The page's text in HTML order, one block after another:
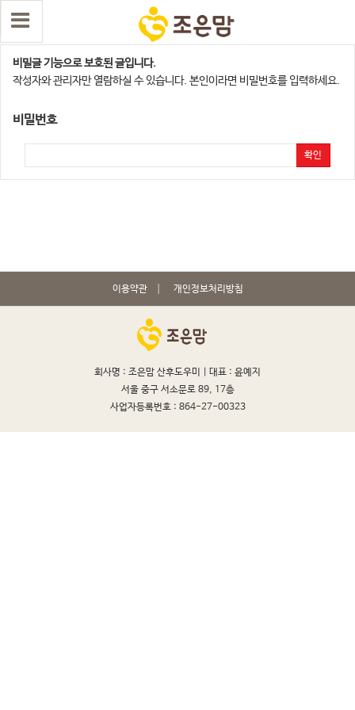
수원,오산지점
비밀글 기능으로 보호된 글입니다.
작성자와 관리자만 열람하실 수 있습니다. 본인이라면 비밀번호를 입력하세요.
비밀번호
확인
이용약관 개인정보처리방침
회사명 : 조은맘 산후도우미 | 대표 : 윤예지
서울 중구 서소문로 89, 17층
사업자등록번호 : 864-27-00323